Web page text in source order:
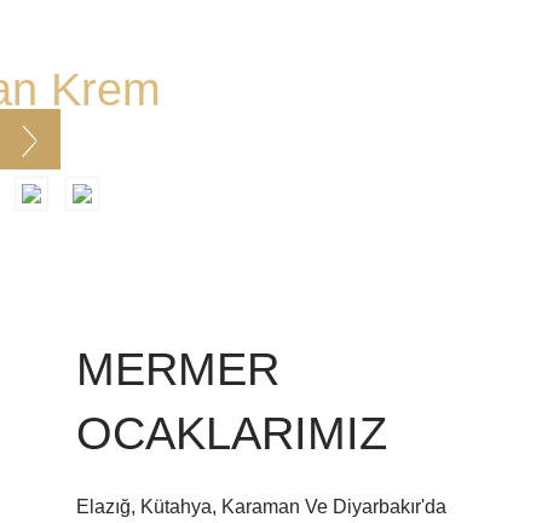
Krem
MERMER
OCAKLARIMIZ
Elazığ, Kütahya, Karaman Ve Diyarbakır'da